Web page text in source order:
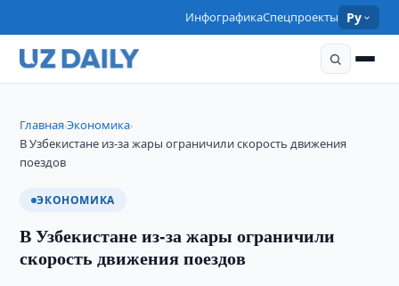
ИнфографикаСпецпроекты Ру
Главная›Экономика›
В Узбекистане из-за жары ограничили скорость движения
поездов
ЭКОНОМИКА
В Узбекистане из-за жары ограничили
скорость движения поездов